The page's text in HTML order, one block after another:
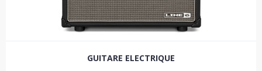
GUITARE ELECTRIQUE